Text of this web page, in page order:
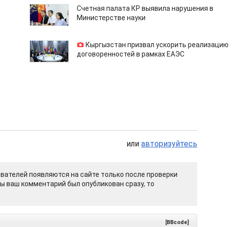
Счетная палата КР выявила нарушения в
Министерстве науки
Кыргызстан призвал ускорить реализацию
договоренностей в рамках ЕАЭС
или авторизуйтесь
появляются на сайте только после проверки
ваш комментарий был опубликован сразу, то
[BBcode]